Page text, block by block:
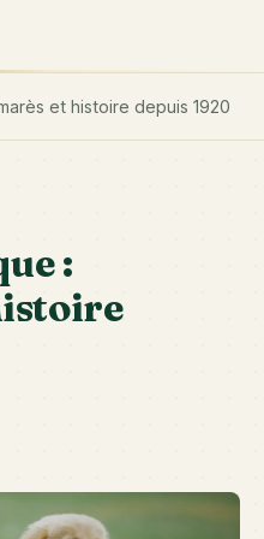
et histoire depuis 1920
: